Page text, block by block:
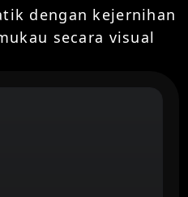
dengan kejernihan
secara visual